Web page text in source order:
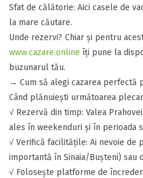
​Sfat de călătorie: Aici casele de
la mare căutare.
​Unde rezervi? Chiar și pentru
www.cazare.online îți pune la
buzunarul tău.
​→ Cum să alegi cazarea perfectă
​Când plănuiești următoarea
​√ Rezervă din timp: Valea
ales în weekenduri și în perioada
​√ ​Verifică facilitățile: Ai nevoie de
importantă în Sinaia/Bușteni) sau
​​√ Folosește platforme de